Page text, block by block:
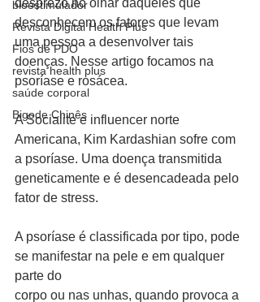
bioestimulador
Revista Digital Health Plus
Fios de PDO
revista health plus
saúde corporal
Bigode Chinês
desprezo no olhar daqueles que
desconhecem os fatores que levam
uma pessoa a desenvolver tais
doenças. Nesse artigo focamos na
psoríase e rosácea.
A Socialite e influencer norte
Americana, Kim Kardashian sofre com
a psoríase. Uma doença transmitida
geneticamente e é desencadeada pelo
fator de stress.
A psoríase é classificada por tipo, pode
se manifestar na pele e em qualquer
parte do
corpo ou nas unhas, quando provoca a